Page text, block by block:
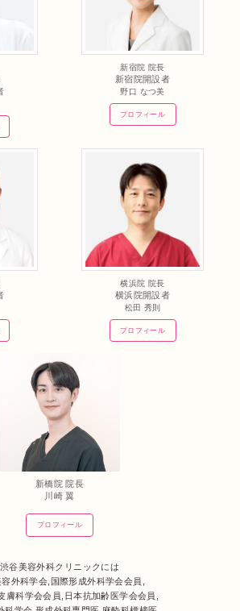
新宿院 院長
新宿院開設者
野口 なつ美
プロフィール
横浜院 院長
横浜院開設者
松田 秀則
プロフィール
新橋院 院長
川崎 翼
プロフィール
渋谷美容外科クリニックには
容外科学会,国際形成外科学会会員,
膚科学会会員,日本抗加齢医学会会員,